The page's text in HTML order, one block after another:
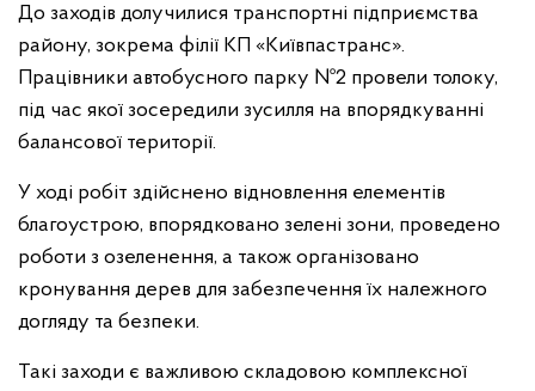
До заходів долучилися транспортні підприємства
району, зокрема філії КП «Київпастранс».
Працівники автобусного парку №2 провели толоку,
під час якої зосередили зусилля на впорядкуванні
балансової території.
У ході робіт здійснено відновлення елементів
благоустрою, впорядковано зелені зони, проведено
роботи з озеленення, а також організовано
кронування дерев для забезпечення їх належного
догляду та безпеки.
Такі заходи є важливою складовою комплексної